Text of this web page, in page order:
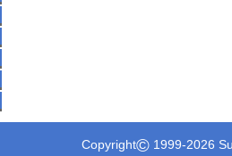
Copyright© 1999-2026